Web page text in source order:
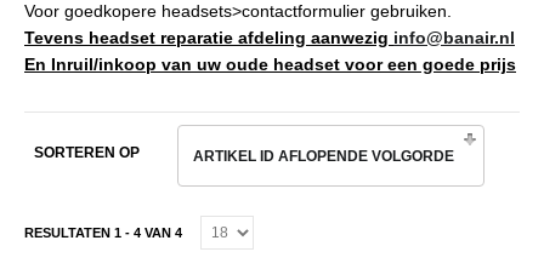
Voor goedkopere headsets>contactformulier gebruiken.
Tevens headset reparatie afdeling aanwezig info@banair.nl
En Inruil/inkoop van uw oude headset voor een goede prijs
SORTEREN OP ARTIKEL ID AFLOPENDE VOLGORDE
RESULTATEN 1 - 4 VAN 4